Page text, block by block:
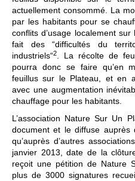
actuellement consommé. La
par les habitants pour se
conflits d’usage localement sur
fait des “difficultés du
industriels“2. La récolte de
pourra donc se faire qu’en
feuillus sur le Plateau, et en
avec une augmentation
chauffage pour les habitants.
L’association Nature Sur Un
document et le diffuse auprès
qu’auprès d’autres
janvier 2013, date de la
reçoit une pétition de Nature
plus de 3000 signatures